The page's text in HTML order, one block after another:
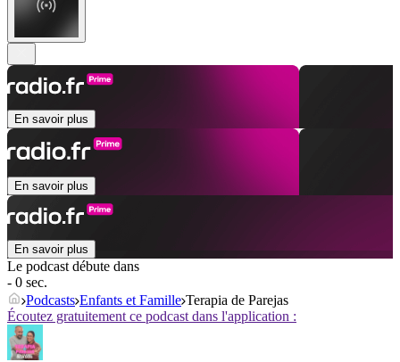
En savoir plus
En savoir plus
En savoir plus
Le podcast débute dans
- 0 sec.
Podcasts Enfants et Famille Terapia de Parejas
Écoutez gratuitement ce podcast dans l'application :